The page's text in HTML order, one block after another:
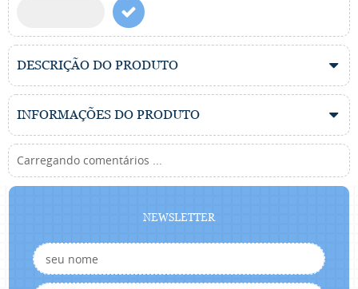
DESCRIÇÃO DO PRODUTO
INFORMAÇÕES DO PRODUTO
Carregando comentários ...
NEWSLETTER